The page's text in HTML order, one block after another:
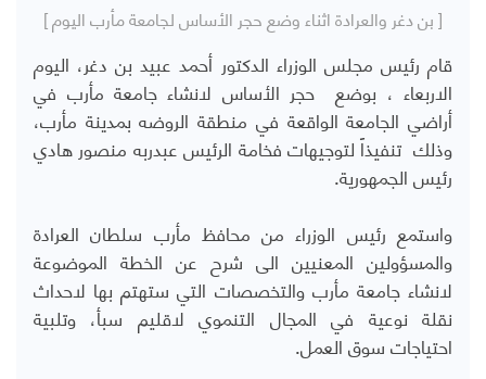
[ بن دغر والعرادة اثناء وضع حجر الأساس لجامعة مأرب اليوم ]
قام رئيس مجلس الوزراء الدكتور أحمد عبيد بن دغر، اليوم
الاربعاء ، بوضع حجر الأساس لانشاء جامعة مأرب في
أراضي الجامعة الواقعة في منطقة الروضه بمدينة مأرب،
وذلك تنفيذاً لتوجيهات فخامة الرئيس عبدربه منصور هادي
رئيس الجمهورية.
واستمع رئيس الوزراء من محافظ مأرب سلطان العرادة
والمسؤولين المعنيين الى شرح عن الخطة الموضوعة
لانشاء جامعة مأرب والتخصصات التي ستهتم بها لاحداث
نقلة نوعية في المجال التنموي لاقليم سبأ، وتلبية
احتياجات سوق العمل.